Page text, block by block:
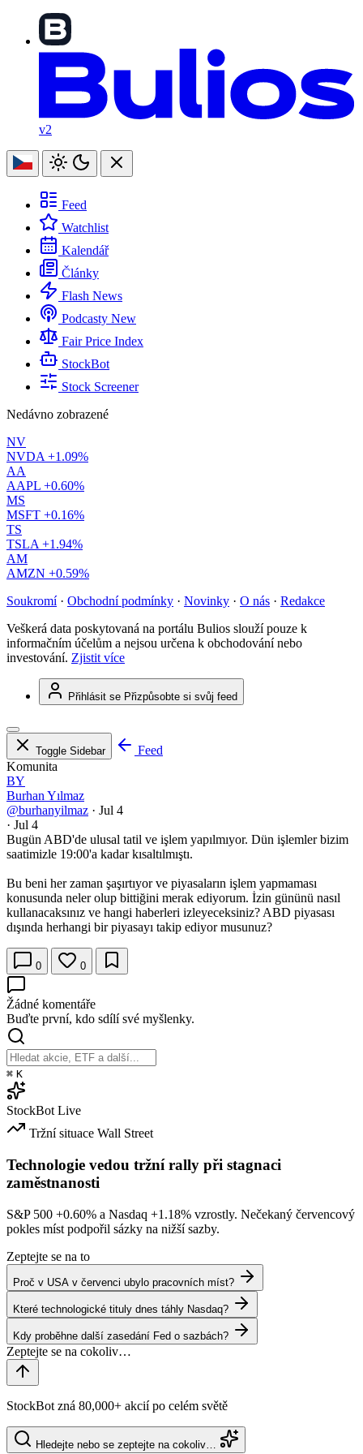
v2
Feed
Watchlist
Kalendář
Články
Flash News
Podcasty New
Fair Price Index
StockBot
Stock Screener
Nedávno zobrazené
NV
NVDA +1.09%
AA
AAPL +0.60%
MS
MSFT +0.16%
TS
TSLA +1.94%
AM
AMZN +0.59%
Soukromí · Obchodní podmínky · Novinky · O nás · Redakce
Veškerá data poskytovaná na portálu Bulios slouží pouze k
informačním účelům a nejsou určena k obchodování nebo
investování. Zjistit více
Přihlásit se Přizpůsobte si svůj feed
Toggle Sidebar
Feed
Komunita
BY
Burhan Yılmaz
@burhanyilmaz · Jul 4
· Jul 4
Bugün ABD'de ulusal tatil ve işlem yapılmıyor. Dün işlemler bizim
saatimizle 19:00'a kadar kısaltılmıştı.
Bu beni her zaman şaşırtıyor ve piyasaların işlem yapmaması
konusunda neler olup bittiğini merak ediyorum. İzin gününü nasıl
kullanacaksınız ve hangi haberleri izleyeceksiniz? ABD piyasası
dışında herhangi bir piyasayı takip ediyor musunuz?
0 0
Žádné komentáře
Buďte první, kdo sdílí své myšlenky.
⌘ K
StockBot Live
Tržní situace Wall Street
Technologie vedou tržní rally při stagnaci
zaměstnanosti
S&P 500 +0.60% a Nasdaq +1.18% vzrostly. Nečekaný červencový
pokles míst podpořil sázky na nižší sazby.
Zeptejte se na to
Proč v USA v červenci ubylo pracovních míst?
Které technologické tituly dnes táhly Nasdaq?
Kdy proběhne další zasedání Fed o sazbách?
StockBot zná 80,000+ akcií po celém světě
Hledejte nebo se zeptejte na cokoliv…